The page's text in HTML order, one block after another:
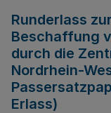
Runderlass
Beschaffung
durch die
Nordrhein-
Erlass)